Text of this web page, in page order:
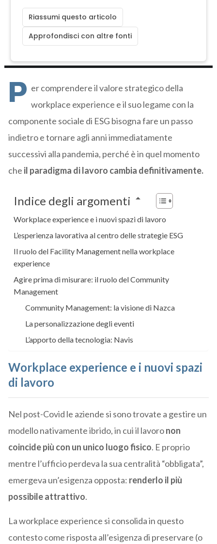
Riassumi questo articolo
Approfondisci con altre fonti
P er comprendere il valore strategico della
workplace experience e il suo legame con la
componente sociale di ESG bisogna fare un passo
indietro e tornare agli anni immediatamente
successivi alla pandemia, perché è in quel momento
che il paradigma di lavoro cambia definitivamente.
Indice degli argomenti
Workplace experience e i nuovi spazi di lavoro
L’esperienza lavorativa al centro delle strategie ESG
Il ruolo del Facility Management nella workplace
experience
Agire prima di misurare: il ruolo del Community
Management
Community Management: la visione di Nazca
La personalizzazione degli eventi
L’apporto della tecnologia: Navis
Workplace experience e i nuovi spazi
di lavoro
Nel post-Covid le aziende si sono trovate a gestire un
modello nativamente ibrido, in cui il lavoronon
coincide più con un unico luogo fisico. E proprio
mentre l’ufficio perdeva la sua centralità “obbligata”,
emergeva un’esigenza opposta: renderlo il più
possibile attrattivo.
La workplace experience si consolida in questo
contesto come risposta all’esigenza di preservare (o